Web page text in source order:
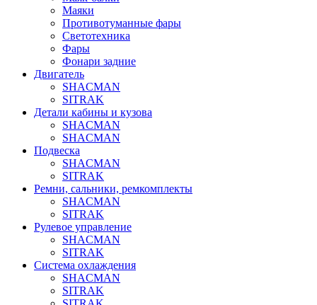
Маяки
Противотуманные фары
Светотехника
Фары
Фонари задние
Двигатель
SHACMAN
SITRAK
Детали кабины и кузова
SHACMAN
SHACMAN
Подвеска
SHACMAN
SITRAK
Ремни, сальники, ремкомплекты
SHACMAN
SITRAK
Рулевое управление
SHACMAN
SITRAK
Система охлаждения
SHACMAN
SITRAK